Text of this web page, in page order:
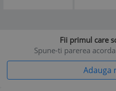
Fii primul care
Spune-ti parerea
Adauga